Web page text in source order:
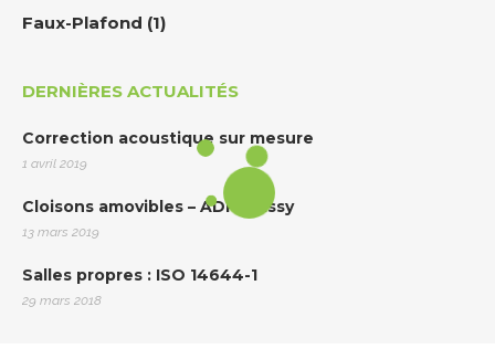
Faux-Plafond (1)
DERNIÈRES ACTUALITÉS
Correction acoustique sur mesure
1 avril 2019
Cloisons amovibles – ADP Roissy
13 mars 2019
Salles propres : ISO 14644-1
29 mars 2018